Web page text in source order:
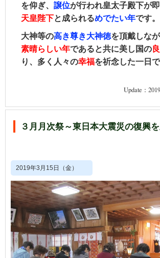
を仰ぎ、 譲位が行われ皇太子殿下が
天皇陛下と成られるめでたい年です。
大神等の高き尊き大神徳を頂戴しな
素晴らしい年であると共に美し国の
り、多く人々の幸福を祈念した一日で
Update：
３月月次祭～東日本大震災の復興を
2019年3月15日（金）